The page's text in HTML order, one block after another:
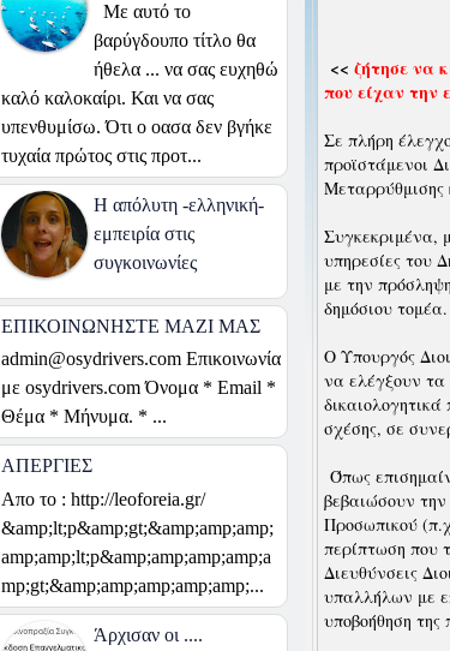
<< ζήτησε να
που είχαν την
Σε πλήρη
προϊστάμενοι
Μεταρρύθμισης
Συγκεκριμένα,
υπηρεσίες του
με την
δημόσιου τομέα.
Ο Υπουργός
να ελέγξουν
σχέσης, σε
Όπως
βεβαιώσουν την
Προσωπικού
περίπτωση που
Διευθύνσεις
υπαλλήλων με
υποβοήθηση της
Με αυτό το
βαρύγδουπο τίτλο θα
ήθελα ... να σας ευχηθώ
καλό καλοκαίρι. Και να σας
υπενθυμίσω. Ότι ο οασα δεν βγήκε
τυχαία πρώτος στις προτ...
H απόλυτη -ελληνική-
εμπειρία στις
συγκοινωνίες
ΕΠΙΚΟΙΝΩΝΗΣΤΕ ΜΑΖΙ ΜΑΣ
admin@osydrivers.com Επικοινωνία
με osydrivers.com Όνομα * Email *
Θέμα * Μήνυμα. * ...
ΑΠΕΡΓΙΕΣ
Απο το : http://leoforeia.gr/
&amp;lt;p&amp;gt;&amp;amp;amp;
amp;amp;lt;p&amp;amp;amp;amp;a
mp;gt;&amp;amp;amp;amp;amp;...
Άρχισαν οι ....